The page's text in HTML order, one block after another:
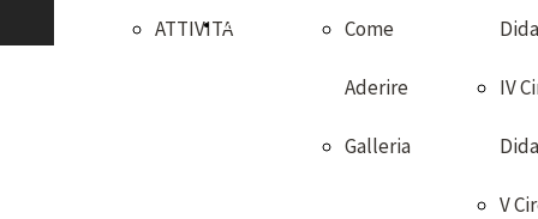
ATTIVITA Come
Aderire
Galleria
IV
V
2025/2026